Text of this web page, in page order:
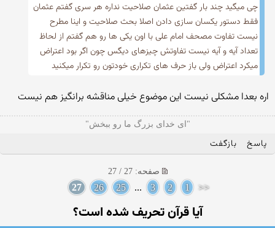
چی میگید چند بار گفتین عثمان صلاحیت نداره هر سری گفتم عثمان
فقط دستور یکسان سازی دادن اصلا بحث صلاحیت و اینا مطرح
نیست تفاوت مصحف امام علی با اون یکی ها رو هم گفتم از لحاظ
تعداد آیه و آیه نیست تفاوتش چیزهای دیگس چون اگر بود اعتراض
میکرد اعتراض ولی باز حرف های تکراری خودتون رو تکرار میکنید
اره بعدا مشکلی نیست این موضوع خیلی مناقشه برانگیز هم نیست
"ای خدای بزرگ ما رو ببخش"
پاسخ بازگفت
صفحه: 27 / 27
<<
1
2
3
...
25
26
27
آیا قرآن تحریف شده است؟